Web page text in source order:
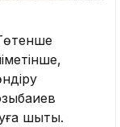
шықты.